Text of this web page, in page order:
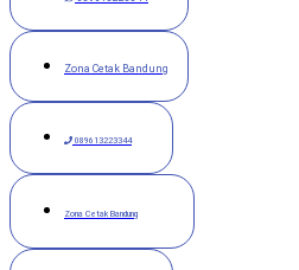
Zona Cetak Bandung
089613223344
Zona Cetak Bandung